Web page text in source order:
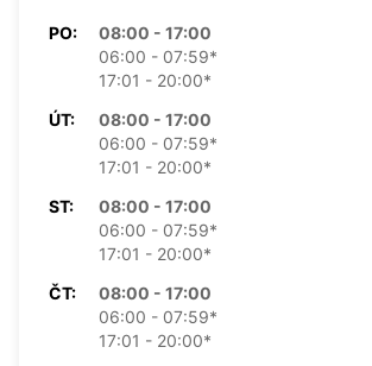
PO:
08:00 - 17:00
06:00 - 07:59*
17:01 - 20:00*
ÚT:
08:00 - 17:00
06:00 - 07:59*
17:01 - 20:00*
ST:
08:00 - 17:00
06:00 - 07:59*
17:01 - 20:00*
ČT:
08:00 - 17:00
06:00 - 07:59*
17:01 - 20:00*